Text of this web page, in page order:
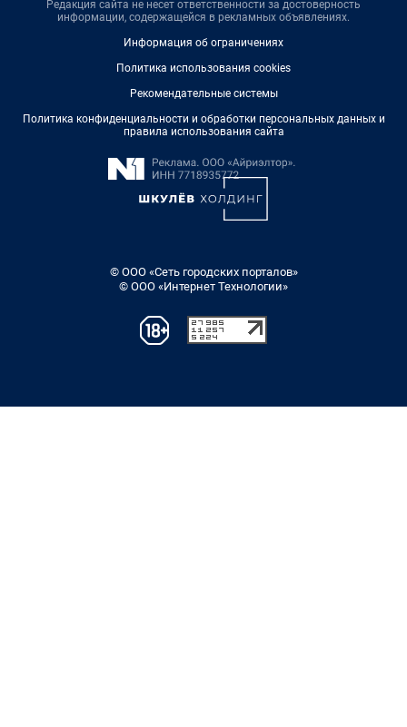
Редакция сайта не несет ответственности за достоверность
информации, содержащейся в рекламных объявлениях.
Информация об ограничениях
Политика использования cookies
Рекомендательные системы
Политика конфиденциальности и обработки персональных данных и
правила использования сайта
© ООО «Сеть городских порталов»
© ООО «Интернет Технологии»